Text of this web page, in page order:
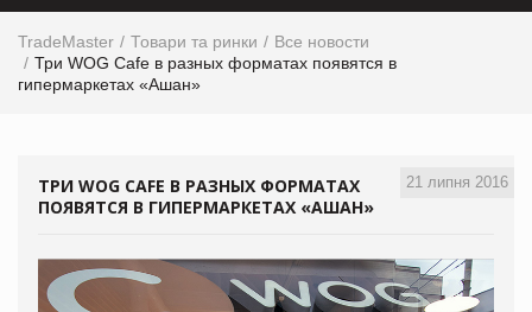
TradeMaster Товари та ринки
Все новости
Три WOG Cafe в разных форматах появятся в
гипермаркетах «Ашан»
21 липня 2016
ТРИ WOG CAFE В РАЗНЫХ ФОРМАТАХ
ПОЯВЯТСЯ В ГИПЕРМАРКЕТАХ «АШАН»